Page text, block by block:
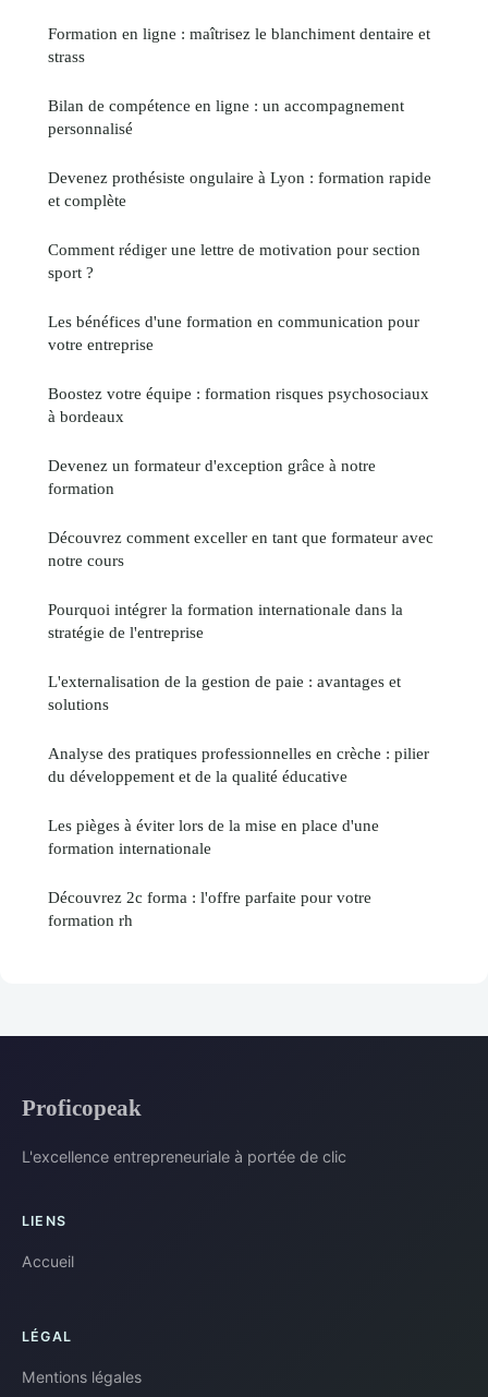
Formation en ligne : maîtrisez le blanchiment dentaire et
strass
Bilan de compétence en ligne : un accompagnement
personnalisé
Devenez prothésiste ongulaire à Lyon : formation rapide
et complète
Comment rédiger une lettre de motivation pour section
sport ?
Les bénéfices d'une formation en communication pour
votre entreprise
Boostez votre équipe : formation risques psychosociaux
à bordeaux
Devenez un formateur d'exception grâce à notre
formation
Découvrez comment exceller en tant que formateur avec
notre cours
Pourquoi intégrer la formation internationale dans la
stratégie de l'entreprise
L'externalisation de la gestion de paie : avantages et
solutions
Analyse des pratiques professionnelles en crèche : pilier
du développement et de la qualité éducative
Les pièges à éviter lors de la mise en place d'une
formation internationale
Découvrez 2c forma : l'offre parfaite pour votre
formation rh
Proficopeak
L'excellence entrepreneuriale à portée de clic
LIENS
Accueil
LÉGAL
Mentions légales